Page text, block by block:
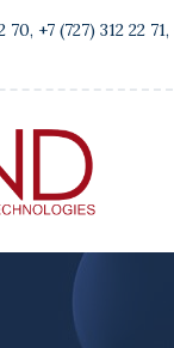
70, +7 (727) 312 22 71,